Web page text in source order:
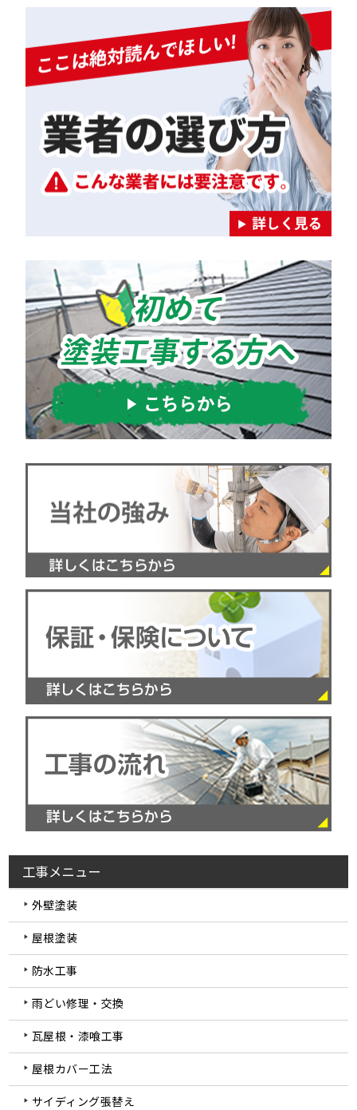
工事メニュー
外壁塗装
屋根塗装
防水工事
雨どい修理・交換
瓦屋根・漆喰工事
屋根カバー工法
サイディング張替え